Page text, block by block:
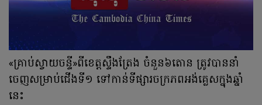
«គ្រាប់ស្វាយចន្ទី»ពីខេត្តស្ទឹងត្រែង ចំនួន៦តោន ត្រូវបាននាំ
ចេញសម្រាប់ជើងទី១ ទៅកាន់ទីផ្សារចក្រភពអង់គ្លេសក្នុងឆ្នាំ
នេះ